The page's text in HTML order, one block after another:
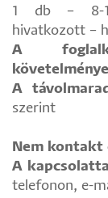
1 db – 8-
hivatkozott –
A
A
szerint
Nem kontakt
A
telefonon, e-